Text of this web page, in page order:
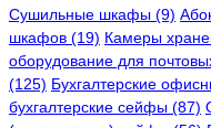
Сушильные шкафы (9)
шкафов (19) Камеры
оборудование для
(125) Бухгалтерские
бухгалтерские сейфы (87)